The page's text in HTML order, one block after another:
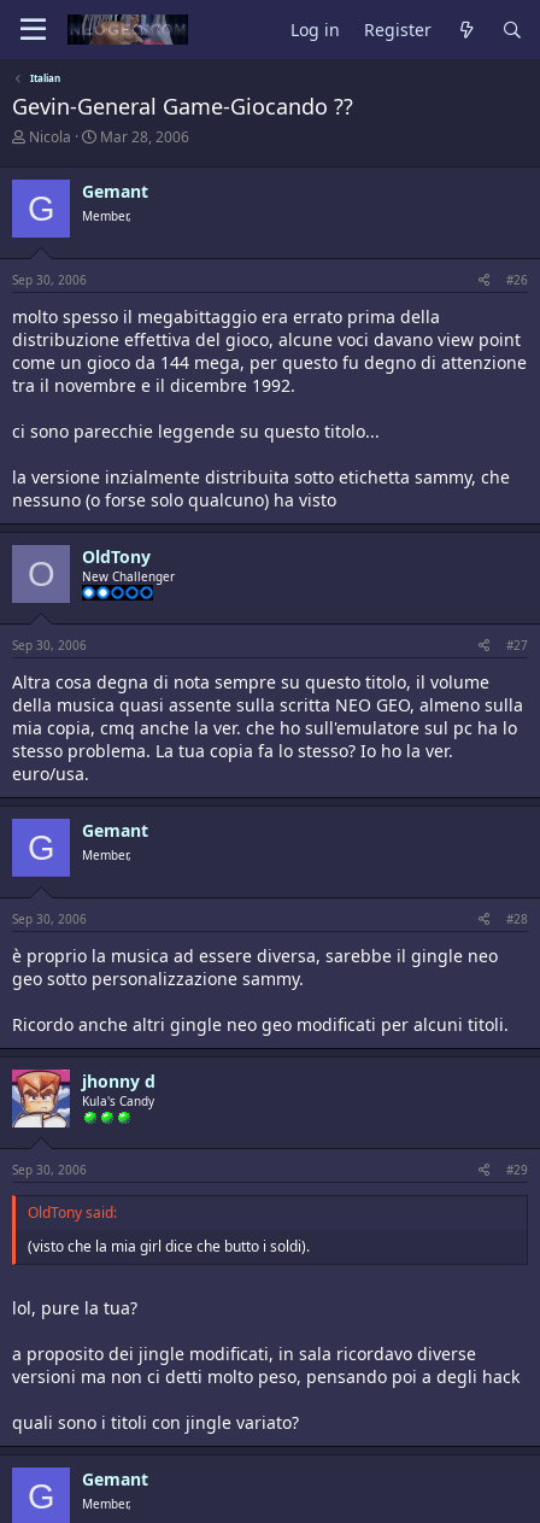
Log in Register
Italian
Gevin-General Game-Giocando ??
T
r
e
a
s
a
r
t
e
r
Nicola
S
a
r
t
e
Mar 28, 2006
G Gemant
Member,
Sep 30, 2006 #26
molto spesso il megabittaggio era errato prima della
distribuzione effettiva del gioco, alcune voci davano view point
come un gioco da 144 mega, per questo fu degno di attenzione
tra il novembre e il dicembre 1992.
ci sono parecchie leggende su questo titolo...
la versione inzialmente distribuita sotto etichetta sammy, che
nessuno (o forse solo qualcuno) ha visto
O OldTony
New Challenger
Sep 30, 2006 #27
Altra cosa degna di nota sempre su questo titolo, il volume
della musica quasi assente sulla scritta NEO GEO, almeno sulla
mia copia, cmq anche la ver. che ho sull'emulatore sul pc ha lo
stesso problema. La tua copia fa lo stesso? Io ho la ver.
euro/usa.
G Gemant
Member,
Sep 30, 2006 #28
è proprio la musica ad essere diversa, sarebbe il gingle neo
geo sotto personalizzazione sammy.
Ricordo anche altri gingle neo geo modificati per alcuni titoli.
jhonny d
Kula's Candy
Sep 30, 2006 #29
OldTony said:
(visto che la mia girl dice che butto i soldi).
lol, pure la tua?
a proposito dei jingle modificati, in sala ricordavo diverse
versioni ma non ci detti molto peso, pensando poi a degli hack
quali sono i titoli con jingle variato?
G Gemant
Member,